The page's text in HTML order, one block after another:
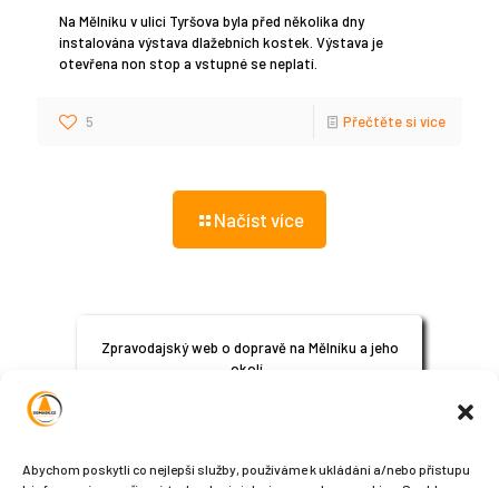
Abychom poskytli co nejlepší služby, používáme k ukládání a/nebo přístupu
Na Mělníku v ulici Tyršova byla před několika dny
instalována výstava dlažebních kostek. Výstava je
otevřena non stop a vstupné se neplatí.
5 Přečtěte si více
Načíst více
Zpravodajský web o dopravě na Mělníku a jeho
okolí.